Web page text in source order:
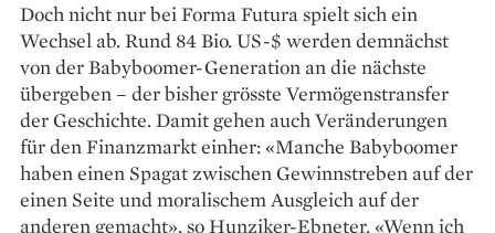
Doch nicht nur bei Forma Futura spielt sich ein
Wechsel ab. Rund 84 Bio. US-$ werden demnächst
von der Babyboomer-Generation an die nächste
über­geben – der bisher grösste Vermögenstransfer
der Geschichte. Damit gehen auch Veränderungen
für den Finanzmarkt einher: «Manche Babyboomer
haben einen Spagat zwischen Gewinnstreben auf der
einen Seite und moralischem Ausgleich auf der
anderen gemacht», so Hunziker-Ebneter. «Wenn ich